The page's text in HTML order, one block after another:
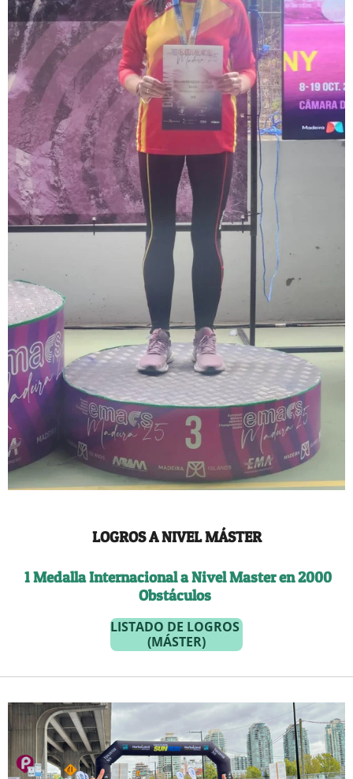
LOGROS A NIVEL MÁSTER
1 Medalla Internacional a Nivel Master en 2000
Obstáculos
LISTADO DE LOGROS
(MÁSTER)